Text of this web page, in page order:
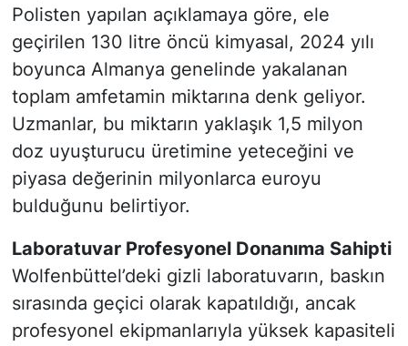
Polisten yapılan açıklamaya göre, ele
geçirilen 130 litre öncü kimyasal, 2024 yılı
boyunca Almanya genelinde yakalanan
toplam amfetamin miktarına denk geliyor.
Uzmanlar, bu miktarın yaklaşık 1,5 milyon
doz uyuşturucu üretimine yeteceğini ve
piyasa değerinin milyonlarca euroyu
bulduğunu belirtiyor.
Laboratuvar Profesyonel Donanıma Sahipti
Wolfenbüttel’deki gizli laboratuvarın, baskın
sırasında geçici olarak kapatıldığı, ancak
profesyonel ekipmanlarıyla yüksek kapasiteli